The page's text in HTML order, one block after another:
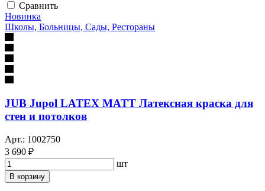
Сравнить
Новинка
Школы, Больницы, Сады, Рестораны
JUB Jupol LATEX MATT Латексная краска для
стен и потолков
Арт.: 1002750
3 690 ₽
шт
В корзину